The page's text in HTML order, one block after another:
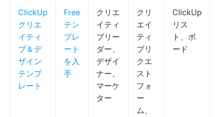
ClickUp
クリエ
イティ
ブ＆デ
ザイン
テンプ
レート
Free
テン
プレ
ート
を入
手
クリエ
イティ
ブリー
ダー、
デザイ
ナー、
マーケ
ター
クリ
エイ
ティ
ブリ
クエ
スト
フォ
ー
ム、
ClickUp
リス
ト、ボ
ード